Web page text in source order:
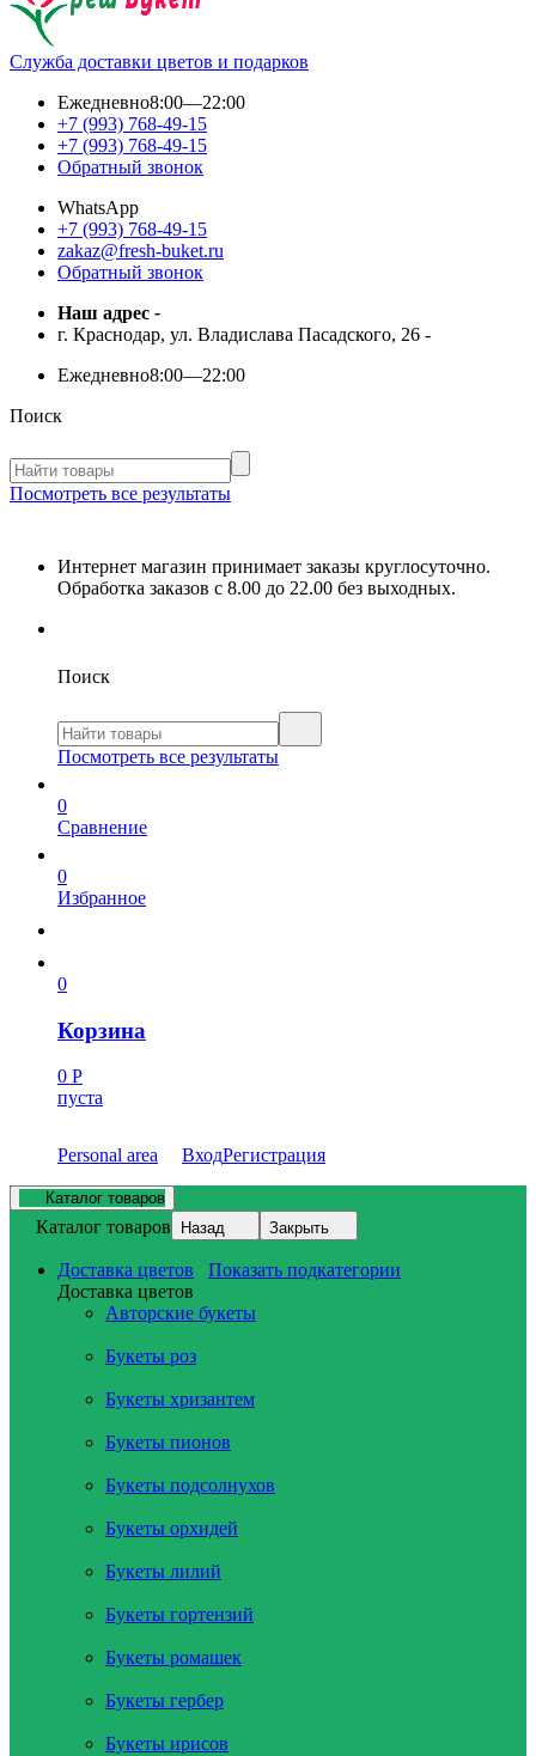
Служба доставки цветов и подарков
Ежедневно8:00—22:00
+7 (993) 768-49-15
+7 (993) 768-49-15
Обратный звонок
WhatsApp
+7 (993) 768-49-15
zakaz@fresh-buket.ru
Обратный звонок
Наш адрес -
г. Краснодар, ул. Владислава Пасадского, 26 -
Ежедневно8:00—22:00
Поиск
Посмотреть все результаты
Интернет магазин принимает заказы круглосуточно.
Обработка заказов с 8.00 до 22.00 без выходных.
Поиск
Посмотреть все результаты
0
Сравнение
0
Избранное
0
Корзина
0 Р
пуста
Personal area ВходРегистрация
Каталог товаров
Каталог товаров Назад Закрыть
Доставка цветов
Показать подкатегории
Доставка цветов
Авторские букеты
Букеты роз
Букеты хризантем
Букеты пионов
Букеты подсолнухов
Букеты орхидей
Букеты лилий
Букеты гортензий
Букеты ромашек
Букеты гербер
Букеты ирисов